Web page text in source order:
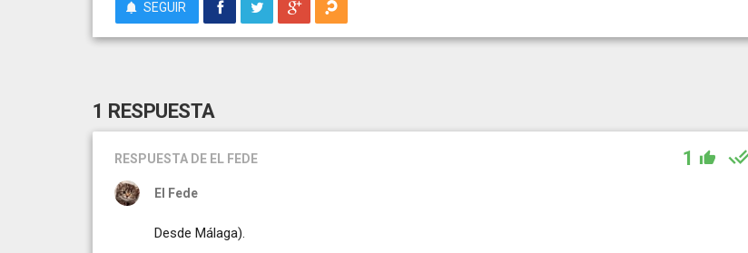
SEGUIR
1 RESPUESTA
RESPUESTA DE EL FEDE 1
El Fede
Desde Málaga).